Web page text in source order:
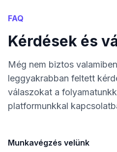
FAQ
Kérdések és
Még nem biztos
leggyakrabban feltett
válaszokat a
platformunkkal
Munkavégzés velünk